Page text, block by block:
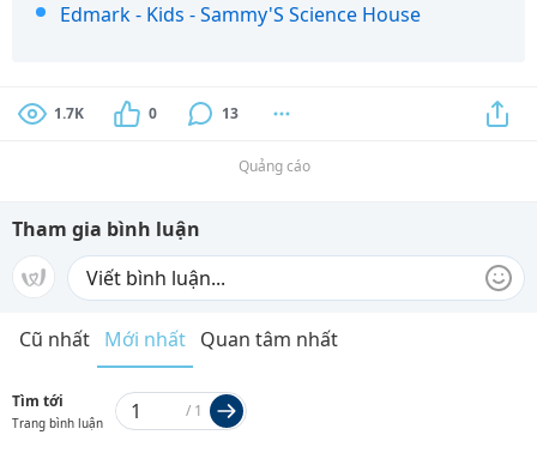
Edmark - Kids - Sammy'S Science House
1.7K 0 13
Quảng cáo
Tham gia bình luận
Cũ nhất Mới nhất Quan tâm nhất
Tìm tới
Trang bình luận
/ 1